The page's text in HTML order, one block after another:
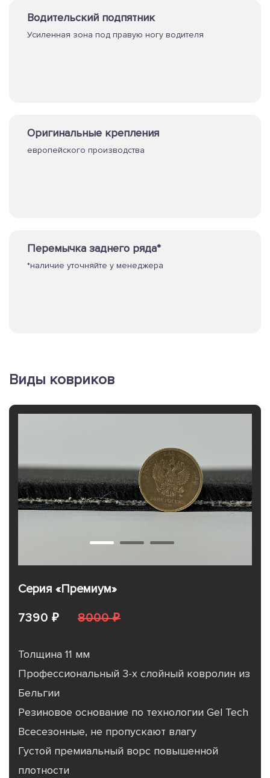
Водительский подпятник
Усиленная зона под правую ногу водителя
Оригинальные крепления
европейского производства
Перемычка заднего ряда*
*наличие уточняйте у менеджера
Виды ковриков
Серия «Премиум»
7390 ₽
8000 ₽
Толщина 11 мм
Профессиональный 3-х слойный ковролин из
Бельгии
Резиновое основание по технологии Gel Tech
Всесезонные, не пропускают влагу
Густой премиальный ворс повышенной
плотности